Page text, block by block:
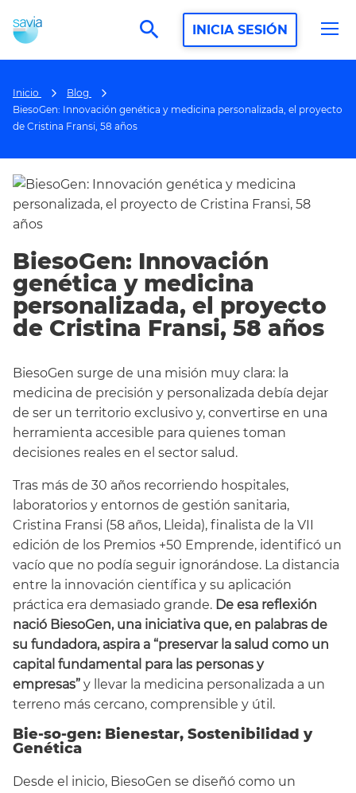
search INICIA SESIÓN
Inicio
Blog
BiesoGen: Innovación genética y medicina personalizada, el proyecto
de Cristina Fransi, 58 años
BiesoGen: Innovación
genética y medicina
personalizada, el proyecto
de Cristina Fransi, 58 años
BiesoGen surge de una misión muy clara: la
medicina de precisión y personalizada debía dejar
de ser un territorio exclusivo y, convertirse en una
herramienta accesible para quienes toman
decisiones reales en el sector salud.
Tras más de 30 años recorriendo hospitales,
laboratorios y entornos de gestión sanitaria,
Cristina Fransi (58 años, Lleida), finalista de la VII
edición de los Premios +50 Emprende, identificó un
vacío que no podía seguir ignorándose. La distancia
entre la innovación científica y su aplicación
práctica era demasiado grande. De esa reflexión
nació BiesoGen, una iniciativa que, en palabras de
su fundadora, aspira a “preservar la salud como un
capital fundamental para las personas y
empresas” y llevar la medicina personalizada a un
terreno más cercano, comprensible y útil.
Bie-so-gen: Bienestar, Sostenibilidad y
Genética
Desde el inicio, BiesoGen se diseñó como un